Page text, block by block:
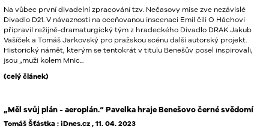
Na vůbec první divadelní zpracování tzv. Nečasovy mise zve nezávislé
Divadlo D21. V návaznosti na oceňovanou inscenaci Emil čili O Háchovi
připravil režijně-dramaturgický tým z hradeckého Divadlo DRAK Jakub
Vašíček a Tomáš Jarkovský pro pražskou scénu další autorský projekt.
Historický námět, kterým se tentokrát v titulu Benešův posel inspirovali,
jsou „muži kolem Mnic...
(celý článek)
„Měl svůj plán - aeroplán.“ Pavelka hraje Benešovo černé svědomí
Tomáš Šťástka : iDnes.cz , 11. 04. 2023